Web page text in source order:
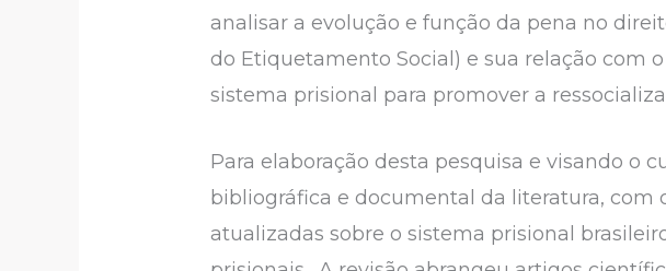
analisar a evolução e função da pena no
do Etiquetamento Social) e sua relação com
sistema prisional para promover a
Para elaboração desta pesquisa e visando o
bibliográfica e documental da literatura, com
atualizadas sobre o sistema prisional